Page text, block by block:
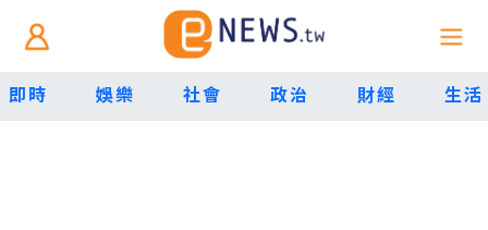
即時 娛樂 社會 政治 財經 生活